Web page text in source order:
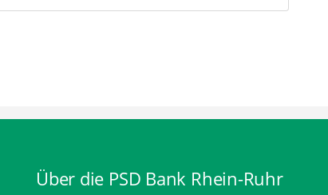
Über die PSD Bank Rhein-Ruhr